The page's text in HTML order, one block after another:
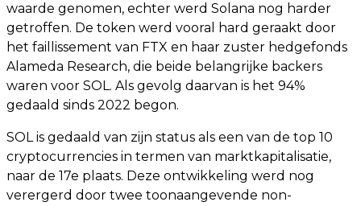
waarde genomen, echter werd Solana nog harder
getroffen. De token werd vooral hard geraakt door
het faillissement van FTX en haar zuster hedgefonds
Alameda Research, die beide belangrijke backers
waren voor SOL. Als gevolg daarvan is het 94%
gedaald sinds 2022 begon.
SOL is gedaald van zijn status als een van de top 10
cryptocurrencies in termen van marktkapitalisatie,
naar de 17e plaats. Deze ontwikkeling werd nog
verergerd door twee toonaangevende non-